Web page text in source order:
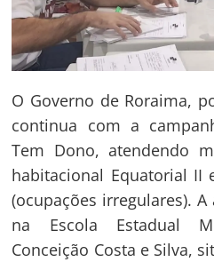
O Governo de Roraima,
continua com a
Tem Dono, atendendo
habitacional Equatorial II
(ocupações irregulares).
na Escola Estadual
Conceição Costa e Silva,